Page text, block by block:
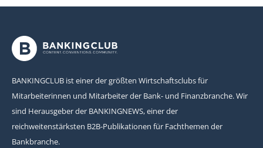
BANKINGCLUB ist einer der größten Wirtschaftsclubs für
Mitarbeiterinnen und Mitarbeiter der Bank- und Finanzbranche. Wir
sind Herausgeber der BANKINGNEWS, einer der
reichweitenstärksten B2B-Publikationen für Fachthemen der
Bankbranche.